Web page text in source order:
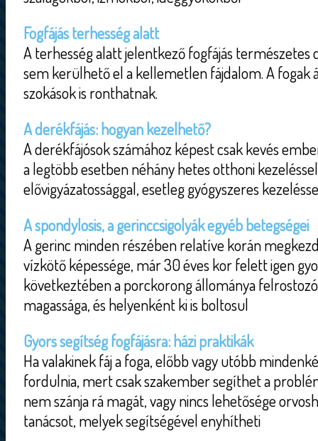
Fogfájás terhesség alatt
A terhesség alatt jelentkező fogfájás természetes
sem kerülhető el a kellemetlen fájdalom. A fogak
szokások is ronthatnak.
A derékfájás: hogyan kezelhető?
A derékfájósok számához képest csak kevés
a legtöbb esetben néhány hetes otthoni
elővigyázatossággal, esetleg gyógyszeres
A spondylosis, a gerinccsigolyák egyéb betegségei
A gerinc minden részében relatíve korán
vízkötő képessége, már 30 éves kor felett igen
következtében a porckorong állománya
magassága, és helyenként ki is boltosul
Gyors segítség fogfájásra: házi praktikák
Ha valakinek fáj a foga, előbb vagy utóbb
fordulnia, mert csak szakember segíthet a
nem szánja rá magát, vagy nincs lehetősége
tanácsot, melyek segítségével enyhítheti